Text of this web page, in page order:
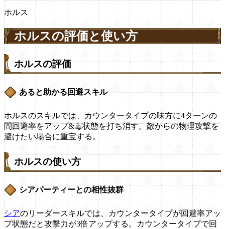
ホルス
ホルスの評価と使い方
ホルスの評価
あると助かる回避スキル
ホルスのスキルでは、カウンタータイプの味方に4ターンの
間回避率をアップ&毒状態を打ち消す。敵からの物理攻撃を
避けたい場合に重宝する。
ホルスの使い方
シアパーティーとの相性抜群
シアのリーダースキルでは、カウンタータイプが回避率アッ
プ状態だと攻撃力が3倍アップする。カウンタータイプで回